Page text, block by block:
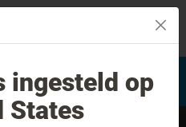
Vyhľadať často kladené
otázky
ingesteld op
States